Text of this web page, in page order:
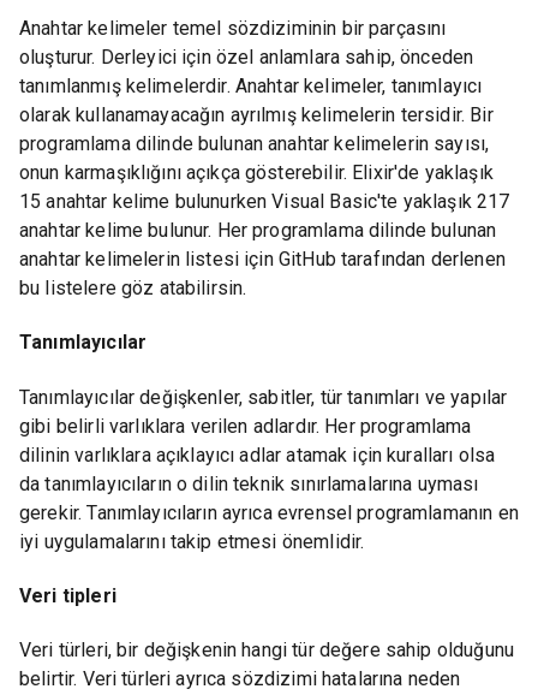
Anahtar kelimeler temel sözdiziminin bir parçasını
oluşturur. Derleyici için özel anlamlara sahip, önceden
tanımlanmış kelimelerdir. Anahtar kelimeler, tanımlayıcı
olarak kullanamayacağın ayrılmış kelimelerin tersidir. Bir
programlama dilinde bulunan anahtar kelimelerin sayısı,
onun karmaşıklığını açıkça gösterebilir. Elixir'de yaklaşık
15 anahtar kelime bulunurken Visual Basic'te yaklaşık 217
anahtar kelime bulunur. Her programlama dilinde bulunan
anahtar kelimelerin listesi için GitHub tarafından derlenen
bu listelere göz atabilirsin.
Tanımlayıcılar
Tanımlayıcılar değişkenler, sabitler, tür tanımları ve yapılar
gibi belirli varlıklara verilen adlardır. Her programlama
dilinin varlıklara açıklayıcı adlar atamak için kuralları olsa
da tanımlayıcıların o dilin teknik sınırlamalarına uyması
gerekir. Tanımlayıcıların ayrıca evrensel programlamanın en
iyi uygulamalarını takip etmesi önemlidir.
Veri tipleri
Veri türleri, bir değişkenin hangi tür değere sahip olduğunu
belirtir. Veri türleri ayrıca sözdizimi hatalarına neden